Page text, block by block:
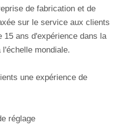
de fabrication et de
sur le service aux clients
15 ans d'expérience dans la
mondiale.
une expérience de
réglage